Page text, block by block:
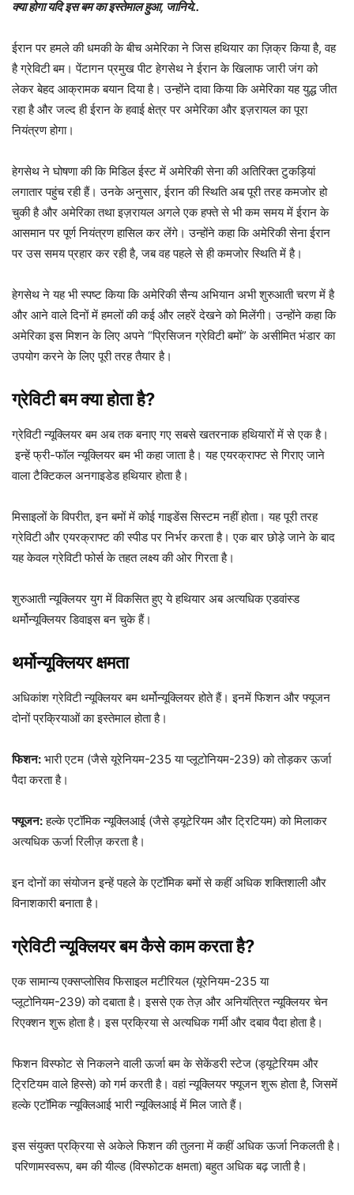
क्या होगा यदि इस बम का इस्तेमाल हुआ, जानिये..
ईरान पर हमले की धमकी के बीच अमेरिका ने जिस हथियार का ज़िक्र किया है, वह
है ग्रेविटी बम। पेंटागन प्रमुख पीट हेगसेथ ने ईरान के खिलाफ जारी जंग को
लेकर बेहद आक्रामक बयान दिया है। उन्होंने दावा किया कि अमेरिका यह युद्ध जीत
रहा है और जल्द ही ईरान के हवाई क्षेत्र पर अमेरिका और इज़रायल का पूरा
नियंत्रण होगा।
हेगसेथ ने घोषणा की कि मिडिल ईस्ट में अमेरिकी सेना की अतिरिक्त टुकड़ियां
लगातार पहुंच रही हैं। उनके अनुसार, ईरान की स्थिति अब पूरी तरह कमजोर हो
चुकी है और अमेरिका तथा इज़रायल अगले एक हफ्ते से भी कम समय में ईरान के
आसमान पर पूर्ण नियंत्रण हासिल कर लेंगे। उन्होंने कहा कि अमेरिकी सेना ईरान
पर उस समय प्रहार कर रही है, जब वह पहले से ही कमजोर स्थिति में है।
हेगसेथ ने यह भी स्पष्ट किया कि अमेरिकी सैन्य अभियान अभी शुरुआती चरण में है
और आने वाले दिनों में हमलों की कई और लहरें देखने को मिलेंगी। उन्होंने कहा कि
अमेरिका इस मिशन के लिए अपने “प्रिसिजन ग्रेविटी बमों” के असीमित भंडार का
उपयोग करने के लिए पूरी तरह तैयार है।
ग्रेविटी बम क्या होता है?
ग्रेविटी न्यूक्लियर बम अब तक बनाए गए सबसे खतरनाक हथियारों में से एक है।
इन्हें फ्री-फॉल न्यूक्लियर बम भी कहा जाता है। यह एयरक्राफ्ट से गिराए जाने
वाला टैक्टिकल अनगाइडेड हथियार होता है।
मिसाइलों के विपरीत, इन बमों में कोई गाइडेंस सिस्टम नहीं होता। यह पूरी तरह
ग्रेविटी और एयरक्राफ्ट की स्पीड पर निर्भर करता है। एक बार छोड़े जाने के बाद
यह केवल ग्रेविटी फोर्स के तहत लक्ष्य की ओर गिरता है।
शुरुआती न्यूक्लियर युग में विकसित हुए ये हथियार अब अत्यधिक एडवांस्ड
थर्मोन्यूक्लियर डिवाइस बन चुके हैं।
थर्मोन्यूक्लियर क्षमता
अधिकांश ग्रेविटी न्यूक्लियर बम थर्मोन्यूक्लियर होते हैं। इनमें फिशन और फ्यूजन
दोनों प्रक्रियाओं का इस्तेमाल होता है।
फिशन: भारी एटम (जैसे यूरेनियम-235 या प्लूटोनियम-239) को तोड़कर ऊर्जा
पैदा करता है।
फ्यूजन:हल्के एटॉमिक न्यूक्लिआई (जैसे ड्यूटेरियम और ट्रिटियम) को मिलाकर
अत्यधिक ऊर्जा रिलीज़ करता है।
इन दोनों का संयोजन इन्हें पहले के एटॉमिक बमों से कहीं अधिक शक्तिशाली और
विनाशकारी बनाता है।
ग्रेविटी न्यूक्लियर बम कैसे काम करता है?
एक सामान्य एक्सप्लोसिव फिसाइल मटीरियल (यूरेनियम-235 या
प्लूटोनियम-239) को दबाता है। इससे एक तेज़ और अनियंत्रित न्यूक्लियर चेन
रिएक्शन शुरू होता है। इस प्रक्रिया से अत्यधिक गर्मी और दबाव पैदा होता है।
फिशन विस्फोट से निकलने वाली ऊर्जा बम के सेकेंडरी स्टेज (ड्यूटेरियम और
ट्रिटियम वाले हिस्से) को गर्म करती है। वहां न्यूक्लियर फ्यूजन शुरू होता है, जिसमें
हल्के एटॉमिक न्यूक्लिआई भारी न्यूक्लिआई में मिल जाते हैं।
इस संयुक्त प्रक्रिया से अकेले फिशन की तुलना में कहीं अधिक ऊर्जा निकलती है।
परिणामस्वरूप, बम की यील्ड (विस्फोटक क्षमता) बहुत अधिक बढ़ जाती है।